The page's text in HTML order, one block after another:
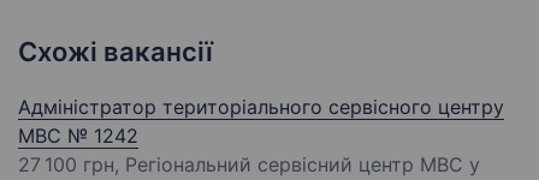
Схожі вакансії
Адміністратор територіального сервісного центру
МВС № 1242
27 100 грн, Регіональний сервісний центр МВС у